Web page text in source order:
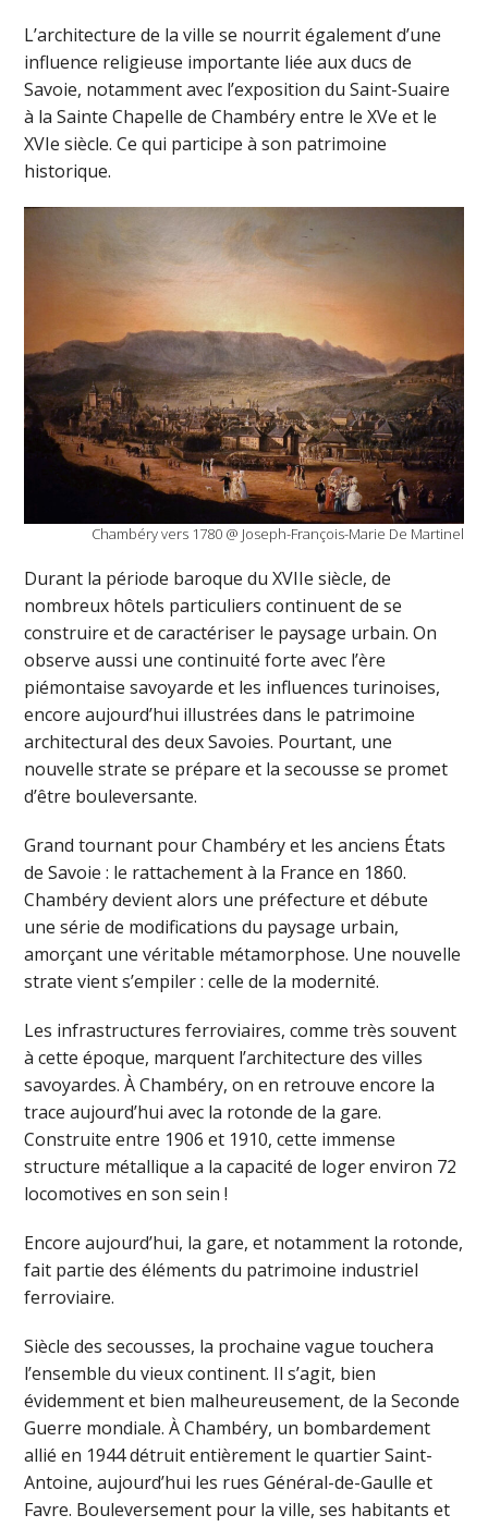
L’architecture de la ville se nourrit également d’une
influence religieuse importante liée aux ducs de
Savoie, notamment avec l’exposition du Saint-Suaire
à la Sainte Chapelle de Chambéry entre le XVe et le
XVIe siècle. Ce qui participe à son patrimoine
historique.
Chambéry vers 1780 @ Joseph-François-Marie De Martinel
Durant la période baroque du XVIIe siècle, de
nombreux hôtels particuliers continuent de se
construire et de caractériser le paysage urbain. On
observe aussi une continuité forte avec l’ère
piémontaise savoyarde et les influences turinoises,
encore aujourd’hui illustrées dans le patrimoine
architectural des deux Savoies. Pourtant, une
nouvelle strate se prépare et la secousse se promet
d’être bouleversante.
Grand tournant pour Chambéry et les anciens États
de Savoie : le rattachement à la France en 1860.
Chambéry devient alors une préfecture et débute
une série de modifications du paysage urbain,
amorçant une véritable métamorphose. Une nouvelle
strate vient s’empiler : celle de la modernité.
Les infrastructures ferroviaires, comme très souvent
à cette époque, marquent l’architecture des villes
savoyardes. À Chambéry, on en retrouve encore la
trace aujourd’hui avec la rotonde de la gare.
Construite entre 1906 et 1910, cette immense
structure métallique a la capacité de loger environ 72
locomotives en son sein !
Encore aujourd’hui, la gare, et notamment la rotonde,
fait partie des éléments du patrimoine industriel
ferroviaire.
Siècle des secousses, la prochaine vague touchera
l’ensemble du vieux continent. Il s’agit, bien
évidemment et bien malheureusement, de la Seconde
Guerre mondiale. À Chambéry, un bombardement
allié en 1944 détruit entièrement le quartier Saint-
Antoine, aujourd’hui les rues Général-de-Gaulle et
Favre. Bouleversement pour la ville, ses habitants et